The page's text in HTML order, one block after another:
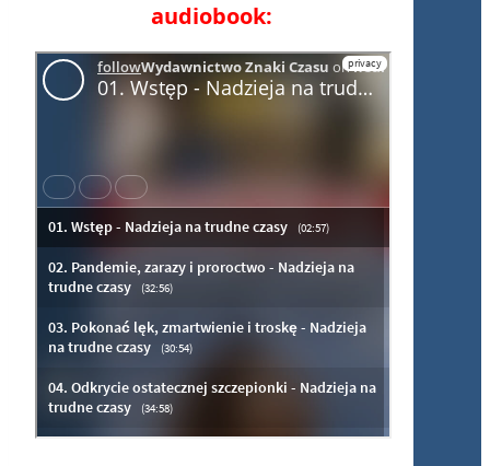
audiobook: